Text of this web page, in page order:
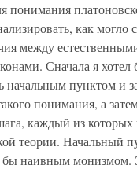
понимания
как могло
между
Сначала я хотел
начальным пунктом и
понимания, а
каждый из которых
теории. Начальный
бы наивным монизмом.